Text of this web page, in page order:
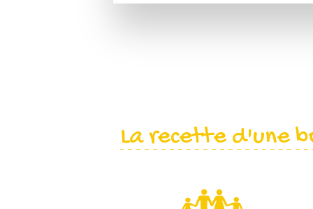
La recette d'une